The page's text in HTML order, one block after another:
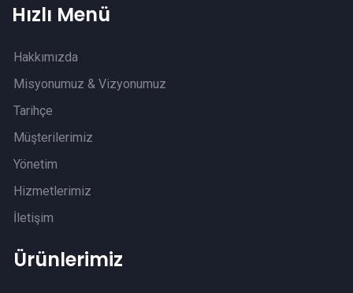
Hızlı Menü
Hakkımızda
Misyonumuz & Vizyonumuz
Tarihçe
Müşterilerimiz
Yönetim
Hizmetlerimiz
İletişim
Ürünlerimiz